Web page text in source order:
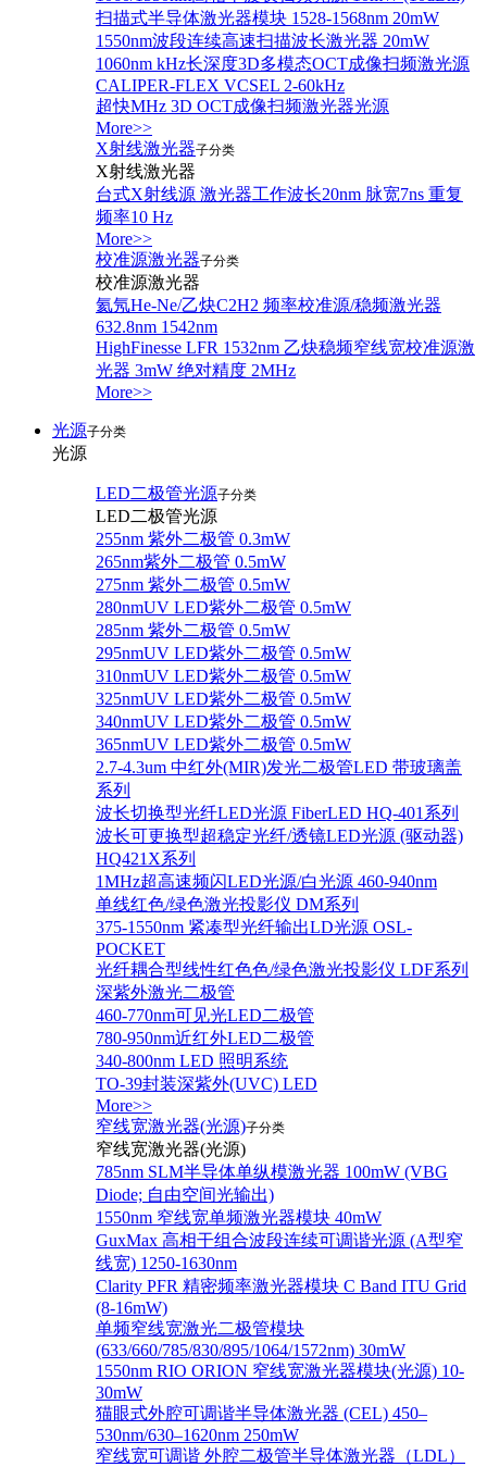
扫描式半导体激光器模块 1528-1568nm 20mW
1550nm波段连续高速扫描波长激光器 20mW
1060nm kHz长深度3D多模态OCT成像扫频激光源
CALIPER-FLEX VCSEL 2-60kHz
超快MHz 3D OCT成像扫频激光器光源
More>>
X射线激光器子分类
X射线激光器
台式X射线源 激光器工作波长20nm 脉宽7ns 重复
频率10 Hz
More>>
校准源激光器子分类
校准源激光器
氦氖He-Ne/乙炔C2H2 频率校准源/稳频激光器
632.8nm 1542nm
HighFinesse LFR 1532nm 乙炔稳频窄线宽校准源激
光器 3mW 绝对精度 2MHz
More>>
光源子分类
光源
LED二极管光源子分类
LED二极管光源
255nm 紫外二极管 0.3mW
265nm紫外二极管 0.5mW
275nm 紫外二极管 0.5mW
280nmUV LED紫外二极管 0.5mW
285nm 紫外二极管 0.5mW
295nmUV LED紫外二极管 0.5mW
310nmUV LED紫外二极管 0.5mW
325nmUV LED紫外二极管 0.5mW
340nmUV LED紫外二极管 0.5mW
365nmUV LED紫外二极管 0.5mW
2.7-4.3um 中红外(MIR)发光二极管LED 带玻璃盖
系列
波长切换型光纤LED光源 FiberLED HQ-401系列
波长可更换型超稳定光纤/透镜LED光源 (驱动器)
HQ421X系列
1MHz超高速频闪LED光源/白光源 460-940nm
单线红色/绿色激光投影仪 DM系列
375-1550nm 紧凑型光纤输出LD光源 OSL-
POCKET
光纤耦合型线性红色色/绿色激光投影仪 LDF系列
深紫外激光二极管
460-770nm可见光LED二极管
780-950nm近红外LED二极管
340-800nm LED 照明系统
TO-39封装深紫外(UVC) LED
More>>
窄线宽激光器(光源)子分类
窄线宽激光器(光源)
785nm SLM半导体单纵模激光器 100mW (VBG
Diode; 自由空间光输出)
1550nm 窄线宽单频激光器模块 40mW
GuxMax 高相干组合波段连续可调谐光源 (A型窄
线宽) 1250-1630nm
Clarity PFR 精密频率激光器模块 C Band ITU Grid
(8-16mW)
单频窄线宽激光二极管模块
(633/660/785/830/895/1064/1572nm) 30mW
1550nm RIO ORION 窄线宽激光器模块(光源) 10-
30mW
猫眼式外腔可调谐半导体激光器 (CEL) 450–
530nm/630–1620nm 250mW
窄线宽可调谐 外腔二极管半导体激光器（LDL）